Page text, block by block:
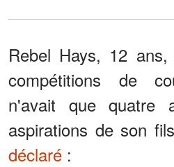
Rebel Hays, 12
compétitions de
n'avait que quatre
aspirations de son
déclaré :